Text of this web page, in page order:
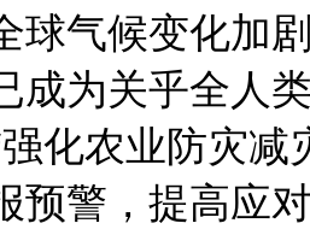
气候变化加剧
成为关乎全人
化农业防灾减
预警，提高应